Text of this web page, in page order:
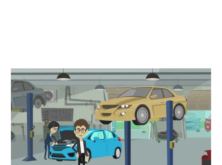
Todos los compresores funcionan mediante un elemento
mecánico que reduce físicamente el volumen que absorbe
el aire, comprimiéndolo. En un compresor de tornillo
rotativo, ese componente mecánico es un par de tornillos.
Estos dos tornillos están enredados y giran continuamente.
El aire entra y luego se comprime en el hueco entre las